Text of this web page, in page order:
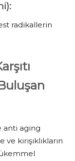
radikallerin
anti aging
kırışıklıkların